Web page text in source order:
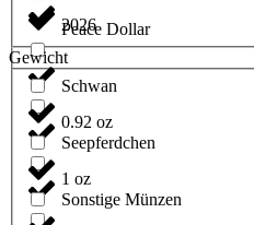
Peace Dollar
Schwan
Seepferdchen
Sonstige Münzen
2026
Gewicht
0.92 oz
1 oz